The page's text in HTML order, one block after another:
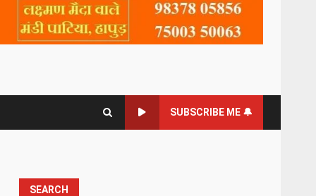
SUBSCRIBE ME 🔔
SEARCH